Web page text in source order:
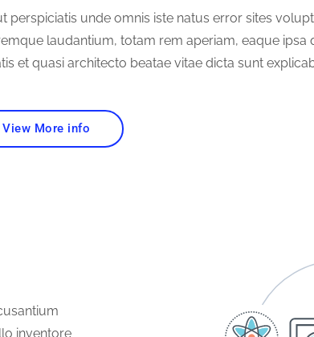
perspiciatis unde omnis iste natus error sites
laudantium, totam rem aperiam, eaque ipsa
et quasi architecto beatae vitae dicta sunt
View More info
inventore